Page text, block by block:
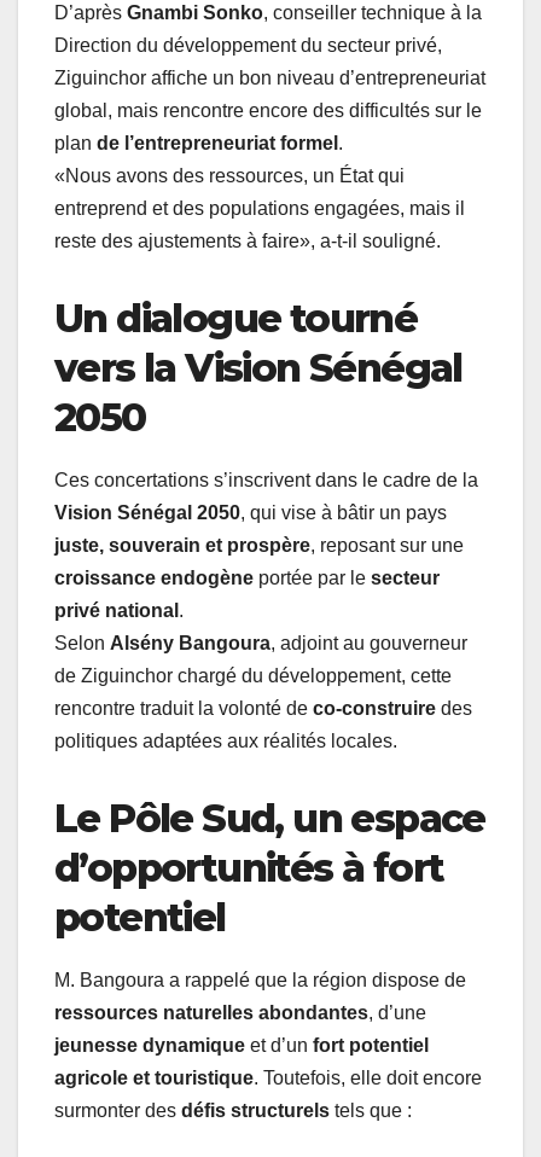
D’après Gnambi Sonko, conseiller technique à la
Direction du développement du secteur privé,
Ziguinchor affiche un bon niveau d’entrepreneuriat
global, mais rencontre encore des difficultés sur le
plan de l’entrepreneuriat formel .
«Nous avons des ressources, un État qui
entreprend et des populations engagées, mais il
reste des ajustements à faire», a-t-il souligné.
Un dialogue tourné
vers la Vision Sénégal
2050
Ces concertations s’inscrivent dans le cadre de la
Vision Sénégal 2050, qui vise à bâtir un pays
juste, souverain et prospère, reposant sur une
croissance endogène portée par le secteur
privé national .
Selon Alsény Bangoura, adjoint au gouverneur
de Ziguinchor chargé du développement, cette
rencontre traduit la volonté de co-construire des
politiques adaptées aux réalités locales.
Le Pôle Sud, un espace
d’opportunités à fort
potentiel
M. Bangoura a rappelé que la région dispose de
ressources naturelles abondantes, d’une
jeunesse dynamique et d’un fort potentiel
agricole et touristique. Toutefois, elle doit encore
surmonter des défis structurels tels que :